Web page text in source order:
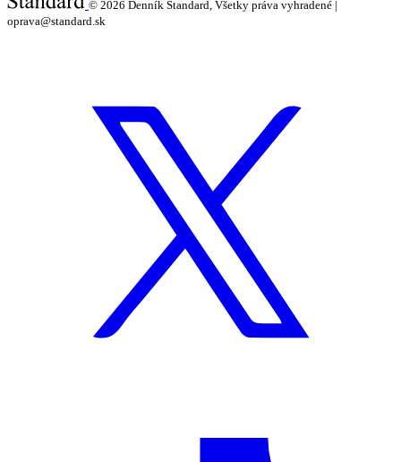
© 2026 Denník Štandard, Všetky práva vyhradené |
oprava@standard.sk